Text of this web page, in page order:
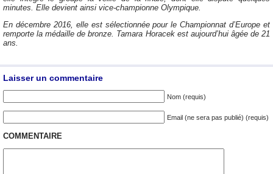
minutes. Elle devient ainsi vice-championne Olympique.
En décembre 2016, elle est sélectionnée pour le Championnat d’Europe et
remporte la médaille de bronze. Tamara Horacek est aujourd’hui âgée de 21
ans.
Laisser un commentaire
Nom (requis)
Email (ne sera pas publié) (requis)
COMMENTAIRE